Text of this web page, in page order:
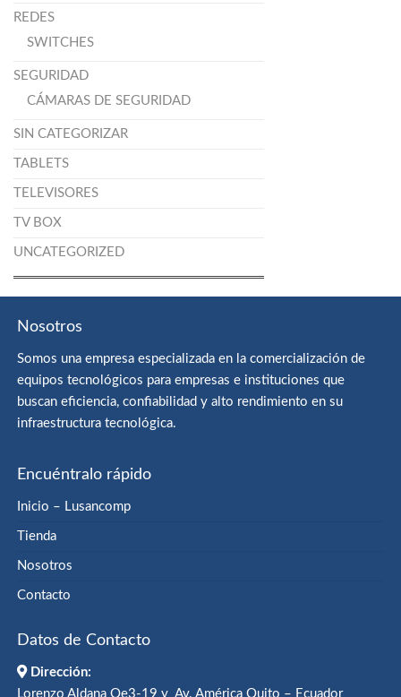
REDES
SWITCHES
SEGURIDAD
CÁMARAS DE SEGURIDAD
SIN CATEGORIZAR
TABLETS
TELEVISORES
TV BOX
UNCATEGORIZED
Nosotros
Somos una empresa especializada en la comercialización de
equipos tecnológicos para empresas e instituciones que
buscan eficiencia, confiabilidad y alto rendimiento en su
infraestructura tecnológica.
Encuéntralo rápido
Inicio – Lusancomp
Tienda
Nosotros
Contacto
Datos de Contacto
Dirección:
Lorenzo Aldana Oe3-19 y Av. América Quito – Ecuador